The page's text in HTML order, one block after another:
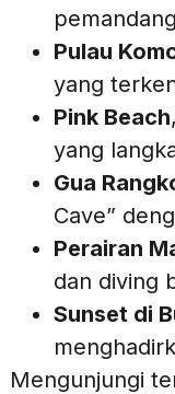
Pulau
yang
Pink Beach
yang
Gua
Cave”
Perairan
dan diving
Sunset di
Mengunjungi